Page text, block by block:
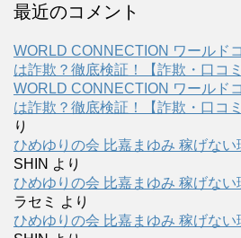
最近のコメント
WORLD CONNECTION ワールド
は詐欺？徹底検証！【詐欺・口コミ
WORLD CONNECTION ワールド
は詐欺？徹底検証！【詐欺・口コミ
り
ひめゆりの会 比嘉まゆみ 稼げない
SHIN より
ひめゆりの会 比嘉まゆみ 稼げない
ラセミ
より
ひめゆりの会 比嘉まゆみ 稼げない